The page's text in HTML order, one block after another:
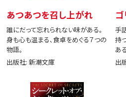
あつあつを召し上がれ
誰にだって忘れられない味がある。
身も心も温まる、食卓をめぐる７つの
物語。
出版社: 新潮文庫
手
持
あ
で
出